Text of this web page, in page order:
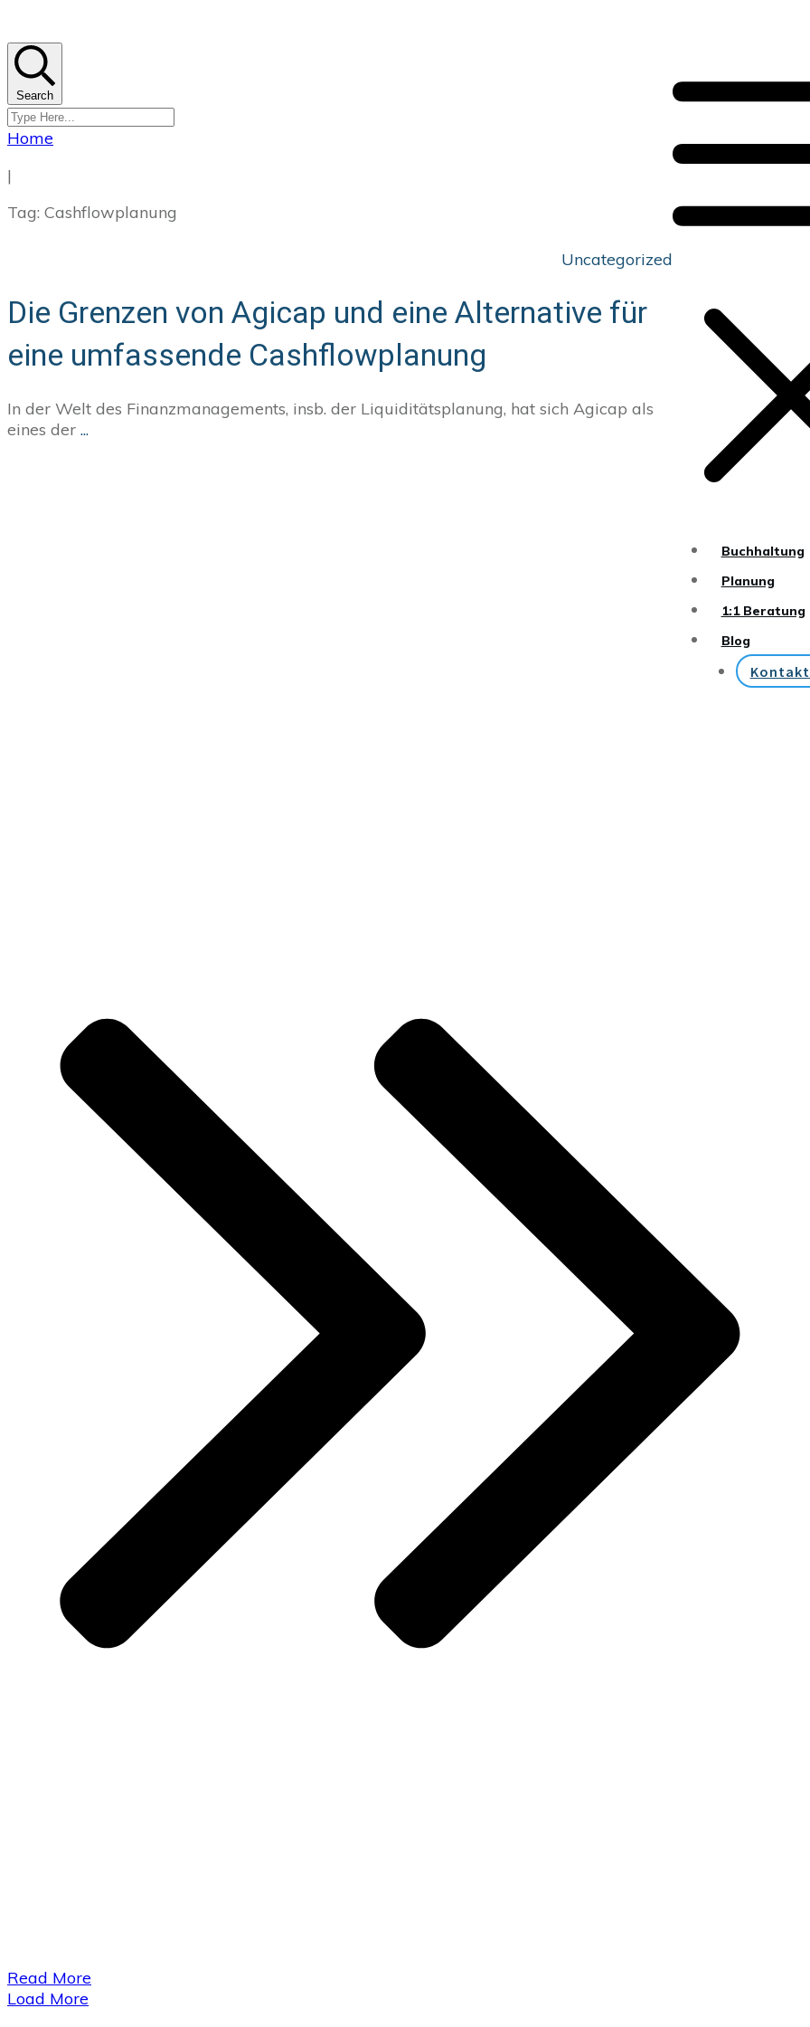
Buchhaltung
Planung
1:1 Beratung
Blog
Search
Home
|
Tag: Cashflowplanung
Uncategorized
Die Grenzen von Agicap und eine Alternative für
eine umfassende Cashflowplanung
In der Welt des Finanzmanagements, insb. der Liquiditätsplanung, hat sich Agicap als
eines der ...
​Read More
Load More